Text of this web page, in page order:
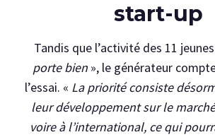
start-up
Tandis que l’activité des 11
porte bien », le générateur
l’essai. « La priorité consiste
leur développement sur le
voire à l’international, ce qui